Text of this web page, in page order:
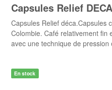
Capsules Relief
Capsules Relief déca.Capsules
Colombie. Café relativement fin
avec une technique de
En stock